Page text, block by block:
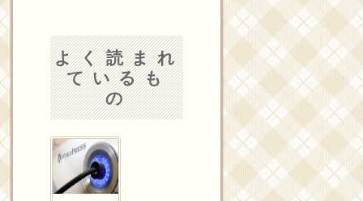
よく読まれ
ているも
の